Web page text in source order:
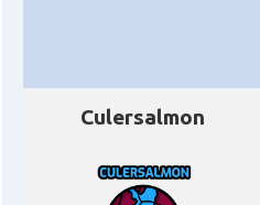
Culersalmon